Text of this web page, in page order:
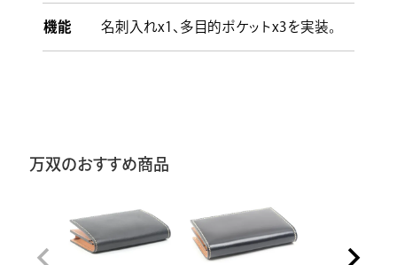
機能 名刺入れx1、多目的ポケットx3を実装。
万双のおすすめ商品